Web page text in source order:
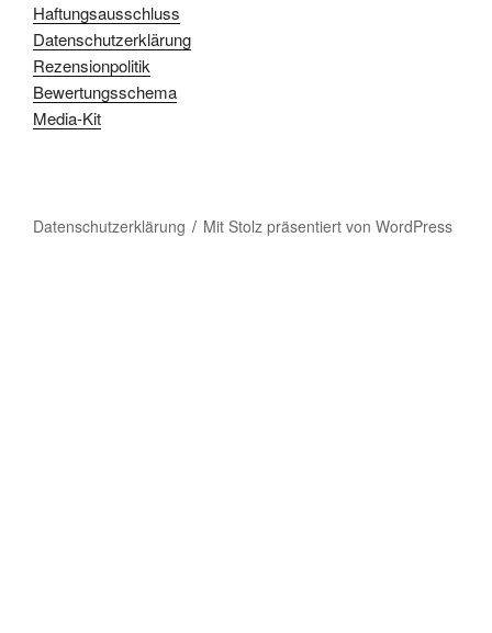
Haftungsausschluss
Datenschutzerklärung
Rezensionpolitik
Bewertungsschema
Media-Kit
Datenschutzerklärung Mit Stolz präsentiert von WordPress